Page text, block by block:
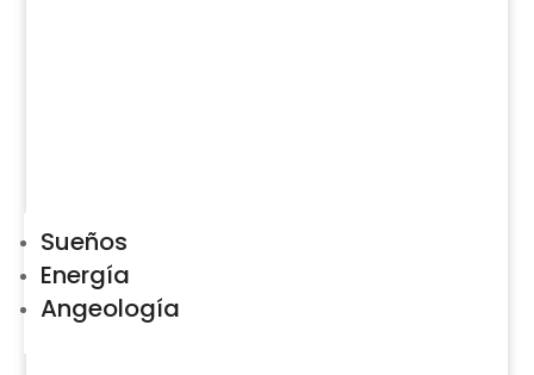
Sueños
Energía
Angeología